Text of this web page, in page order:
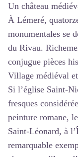
Un château
À Lémeré,
monumentales se
du Rivau.
conjugue pièces
Village médiéval
Si l’église Saint-
fresques
peinture romane,
Saint-Léonard, à
remarquable